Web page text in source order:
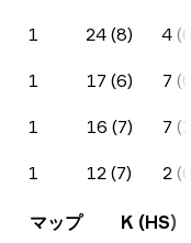
1 24 (8) 4
1 17 (6) 7
1 16 (7) 7
1 12 (7) 2
マップ K (HS)